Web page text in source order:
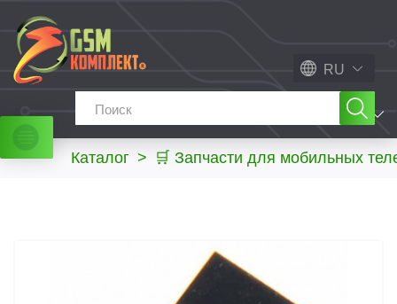
RU
МЕНЮ
Каталог > 🛒 Запчасти для мобильных